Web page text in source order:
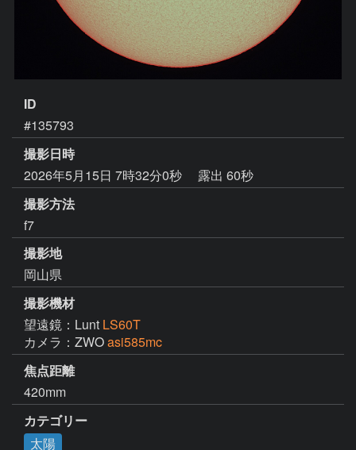
ID
#135793
撮影日時
2026年5月15日 7時32分0秒
露出 60秒
撮影方法
f7
撮影地
岡山県
撮影機材
望遠鏡：Lunt LS60T
カメラ：ZWOasi585mc
焦点距離
420mm
カテゴリー
太陽